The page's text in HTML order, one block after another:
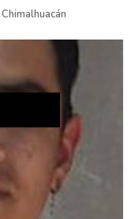
Chimalhuacán